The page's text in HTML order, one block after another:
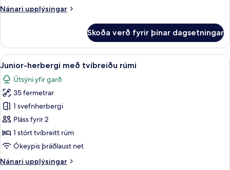
-Nánari upplýsingar
Nánari
herbergi
með
tvíbreiðu
rúmi
með
baði
Skoða verð fyrir þínar dagsetningar
Skoða
allar
myndir
fyrir
Junior-
herbergi
með
tvíbreiðu
Junior-herbergi með tvíbreiðu rúmi
5
Junior-herbergi með tvíbreiðu rúmi
Útsýni yfir garð
35 fermetrar
1 svefnherbergi
Pláss fyrir 2
1 stórt tvíbreitt rúm
Ókeypis þráðlaust net
Nánari upplýsingar
Nánari